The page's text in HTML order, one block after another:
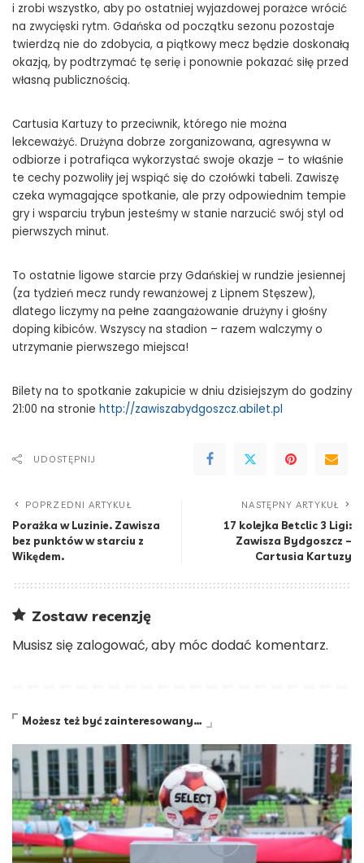
i zrobi wszystko, aby po ostatniej wyjazdowej porażce wrócić
na zwycięski rytm. Gdańska od początku sezonu pozostaje
twierdzą nie do zdobycia, a piątkowy mecz będzie doskonałą
okazją, by podtrzymać tę serię i ponownie pokazać siłę przed
własną publicznością.
Cartusia Kartuzy to przeciwnik, którego nie można
lekceważyć. Drużyna dobrze zorganizowana, agresywna w
odbiorze i potrafiąca wykorzystać swoje okazje – to właśnie
te cechy pozwoliły jej wspiąć się do czołówki tabeli. Zawiszę
czeka wymagające spotkanie, ale przy odpowiednim tempie
gry i wsparciu trybun jesteśmy w stanie narzucić swój styl od
pierwszych minut.
To ostatnie ligowe starcie przy Gdańskiej w rundzie jesiennej
(za tydzień mecz rundy rewanżowej z Lipnem Stęszew),
dlatego liczymy na pełne zaangażowanie drużyny i głośny
doping kibiców. Wszyscy na stadion – razem walczymy o
utrzymanie pierwszego miejsca!
Bilety na to spotkanie zakupicie w dniu dzisiejszym do godziny
21:00 na stronie http://zawiszabydgoszcz.abilet.pl
UDOSTĘPNIJ
POPRZEDNI ARTYKUŁ
Porażka w Luzinie. Zawisza
bez punktów w starciu z
Wikędem.
NASTĘPNY ARTYKUŁ
17 kolejka Betclic 3 Ligi:
Zawisza Bydgoszcz –
Cartusia Kartuzy
Zostaw recenzję
Musisz się zalogować, aby móc dodać komentarz.
Możesz też być zainteresowany…